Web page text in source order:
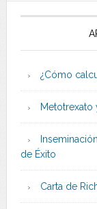
¿Cómo
de Éxito
Carta de